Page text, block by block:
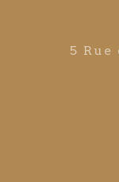
5 Rue du pont du roy, 17700